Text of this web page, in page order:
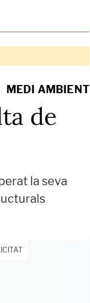
MEDI AMBIENT
de
la seva